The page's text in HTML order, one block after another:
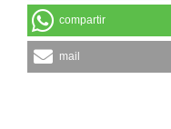
compartir
mail